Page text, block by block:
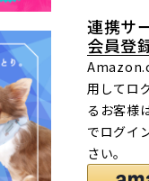
連携サ
会員登
用してロ
るお客様
でログイ
さい。